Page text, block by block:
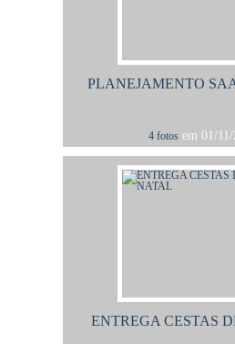
PLANEJAMENTO
4 fotos em 01/
ENTREGA CESTAS